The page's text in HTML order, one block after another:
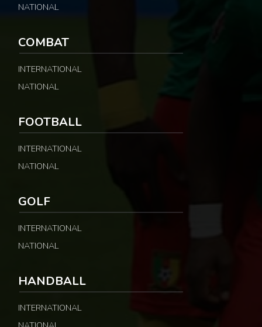
NATIONAL
COMBAT
INTERNATIONAL
NATIONAL
FOOTBALL
INTERNATIONAL
NATIONAL
GOLF
INTERNATIONAL
NATIONAL
HANDBALL
INTERNATIONAL